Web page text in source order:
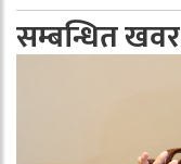
सम्बन्धित खवर